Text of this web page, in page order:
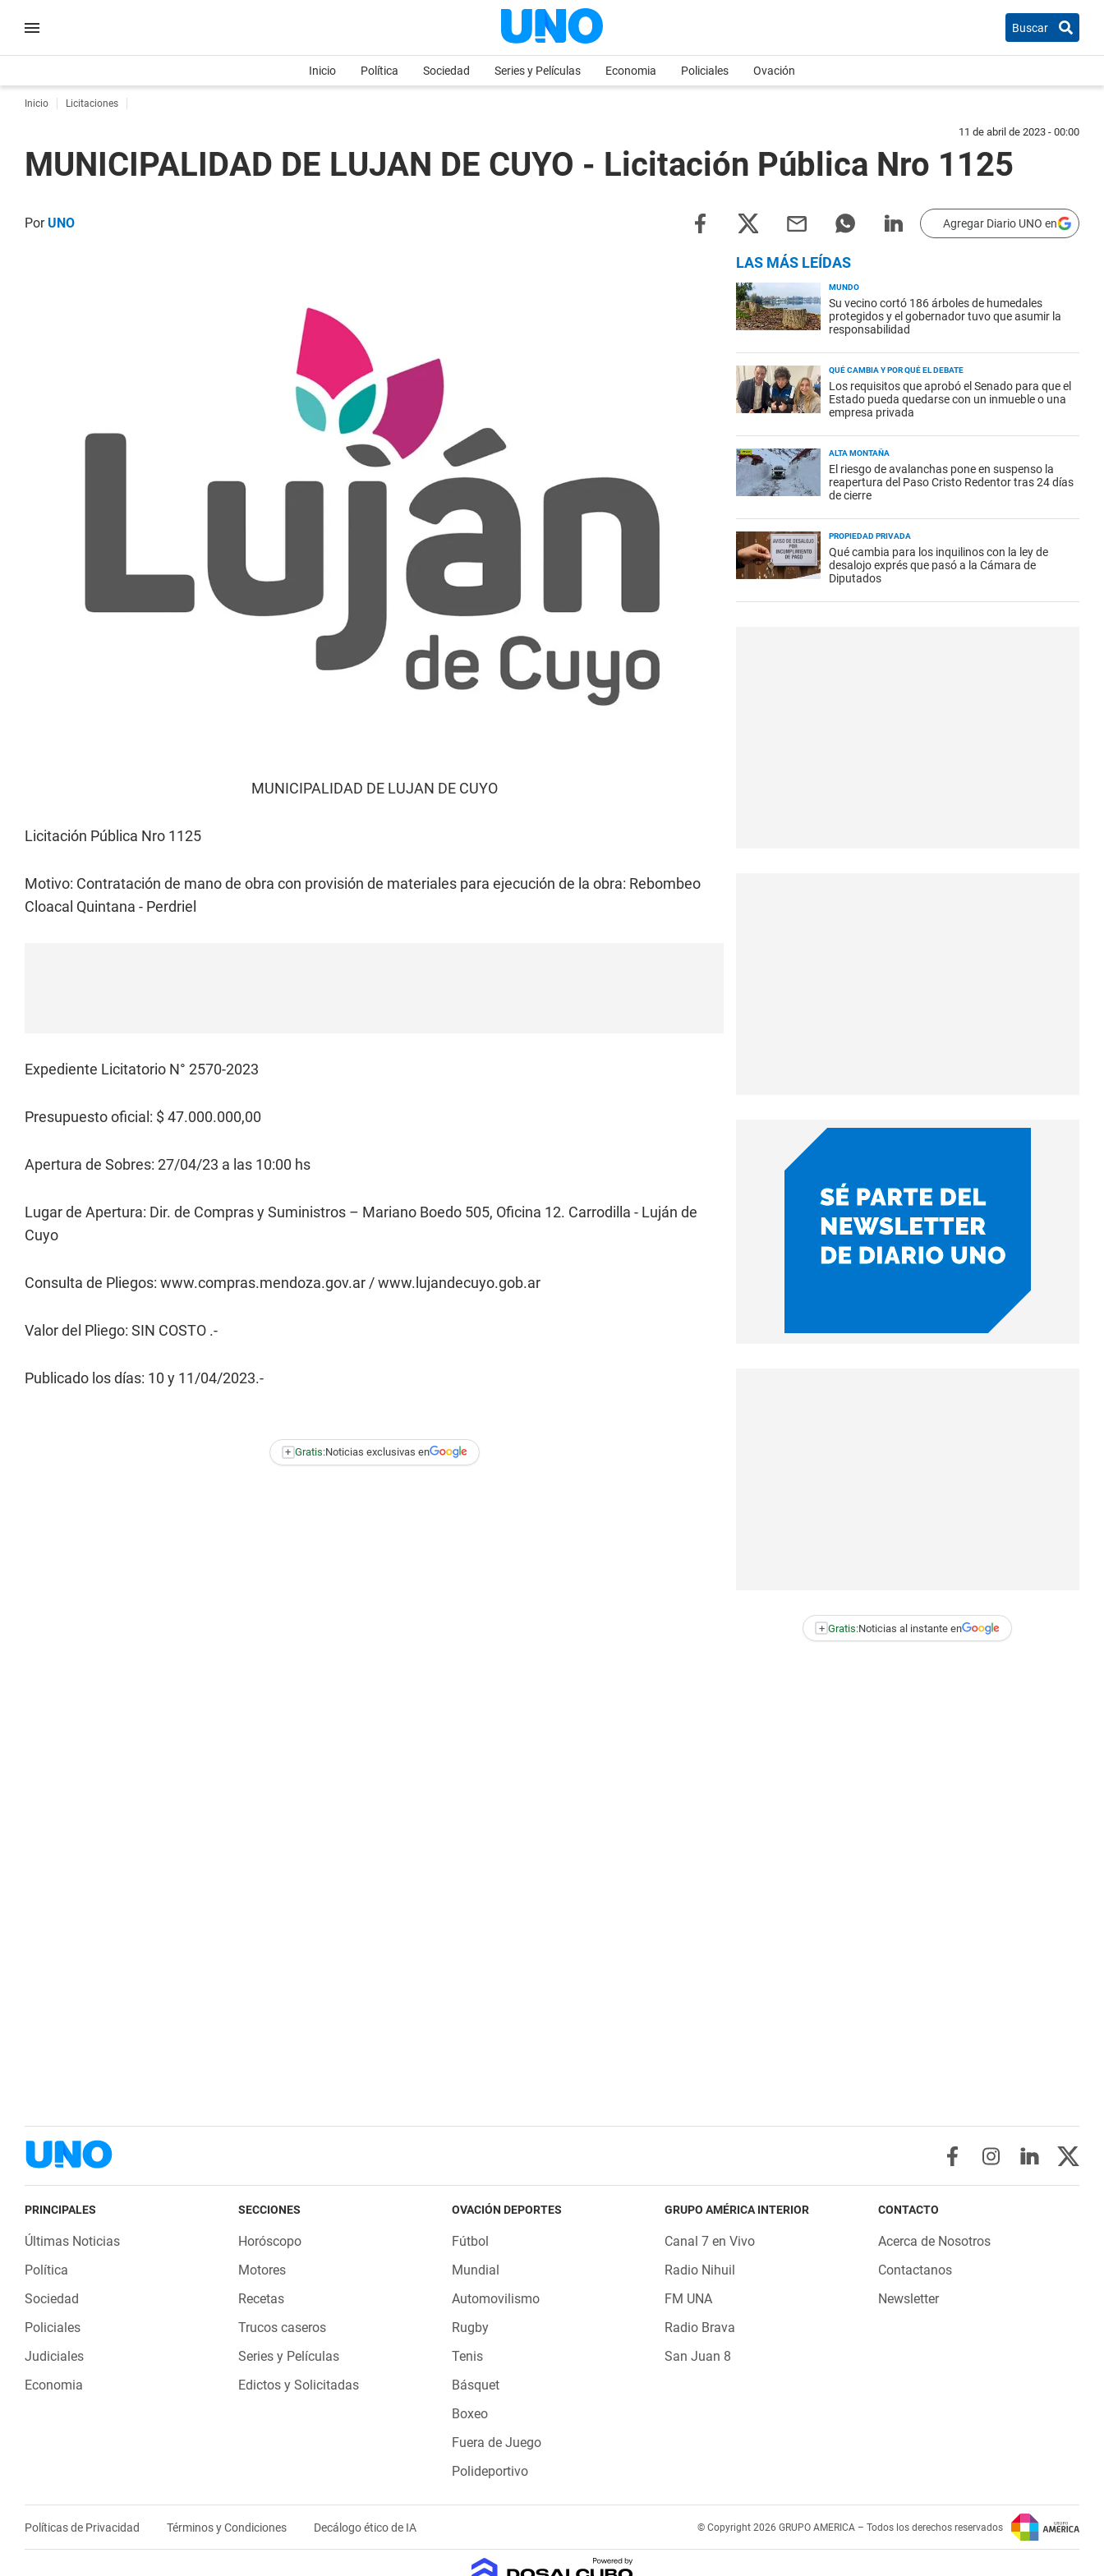
Buscar
Inicio Política Sociedad Series y Películas Economia Policiales Ovación
Inicio Licitaciones
11 de abril de 2023 - 00:00
MUNICIPALIDAD DE LUJAN DE CUYO - Licitación Pública Nro 1125
PorUNO Agregar Diario UNO en
MUNICIPALIDAD DE LUJAN DE CUYO
Licitación Pública Nro 1125
Motivo: Contratación de mano de obra con provisión de materiales para ejecución de la obra: Rebombeo
Cloacal Quintana - Perdriel
Expediente Licitatorio N° 2570-2023
Presupuesto oficial: $ 47.000.000,00
Apertura de Sobres: 27/04/23 a las 10:00 hs
Lugar de Apertura: Dir. de Compras y Suministros – Mariano Boedo 505, Oficina 12. Carrodilla - Luján de
Cuyo
Consulta de Pliegos: www.compras.mendoza.gov.ar / www.lujandecuyo.gob.ar
Valor del Pliego: SIN COSTO .-
Publicado los días: 10 y 11/04/2023.-
+ Gratis:Noticias exclusivas en
LAS MÁS LEÍDAS
MUNDO
Su vecino cortó 186 árboles de humedales
protegidos y el gobernador tuvo que asumir la
responsabilidad
QUÉ CAMBIA Y POR QUÉ EL DEBATE
Los requisitos que aprobó el Senado para que el
Estado pueda quedarse con un inmueble o una
empresa privada
ALTA MONTAÑA
El riesgo de avalanchas pone en suspenso la
reapertura del Paso Cristo Redentor tras 24 días
de cierre
PROPIEDAD PRIVADA
Qué cambia para los inquilinos con la ley de
desalojo exprés que pasó a la Cámara de
Diputados
+ Gratis:Noticias al instante en
PRINCIPALES
Últimas Noticias
Política
Sociedad
Policiales
Judiciales
Economia
SECCIONES
Horóscopo
Motores
Recetas
Trucos caseros
Series y Películas
Edictos y Solicitadas
OVACIÓN DEPORTES
Fútbol
Mundial
Automovilismo
Rugby
Tenis
Básquet
Boxeo
Fuera de Juego
Polideportivo
GRUPO AMÉRICA INTERIOR
Canal 7 en Vivo
Radio Nihuil
FM UNA
Radio Brava
San Juan 8
CONTACTO
Acerca de Nosotros
Contactanos
Newsletter
Políticas de Privacidad Términos y Condiciones Decálogo ético de IA © Copyright 2026 GRUPO AMERICA – Todos los derechos reservados